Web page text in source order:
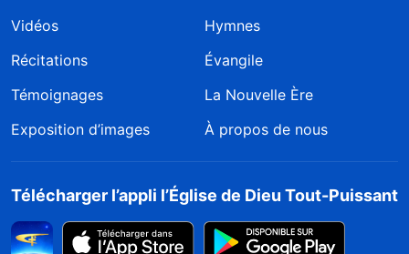
Vidéos
Hymnes
Récitations
Évangile
Témoignages
La Nouvelle Ère
Exposition d’images
À propos de nous
Télécharger l’appli l’Église de Dieu Tout-Puissant